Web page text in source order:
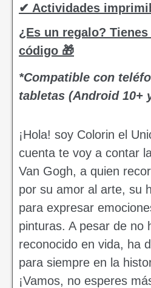
✔ Actividades
¿Es un regalo?
código 🎁
*Compatible con
tabletas (Android 10+
¡Hola! soy Colorin el
cuenta te voy a contar
Van Gogh, a quien
por su amor al arte, su
para expresar
pinturas. A pesar de no
reconocido en vida, ha
para siempre en la
¡Vamos, no esperes